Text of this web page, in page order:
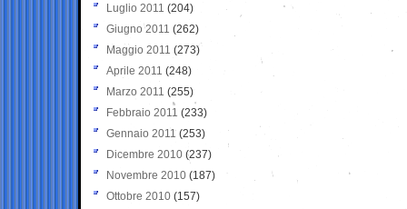
Luglio 2011 (204)
Giugno 2011 (262)
Maggio 2011 (273)
Aprile 2011 (248)
Marzo 2011 (255)
Febbraio 2011 (233)
Gennaio 2011 (253)
Dicembre 2010 (237)
Novembre 2010 (187)
Ottobre 2010 (157)